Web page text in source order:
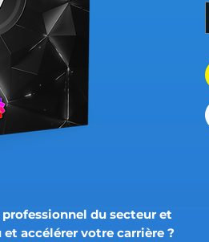
du secteur et
et accélérer votre carrière ?